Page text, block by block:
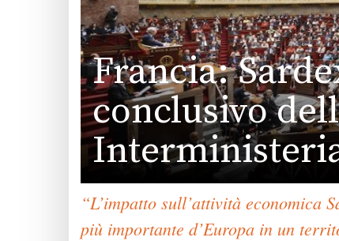
Francia:
conclusivo
“L’impatto sull’attività economica
più importante d’Europa in un